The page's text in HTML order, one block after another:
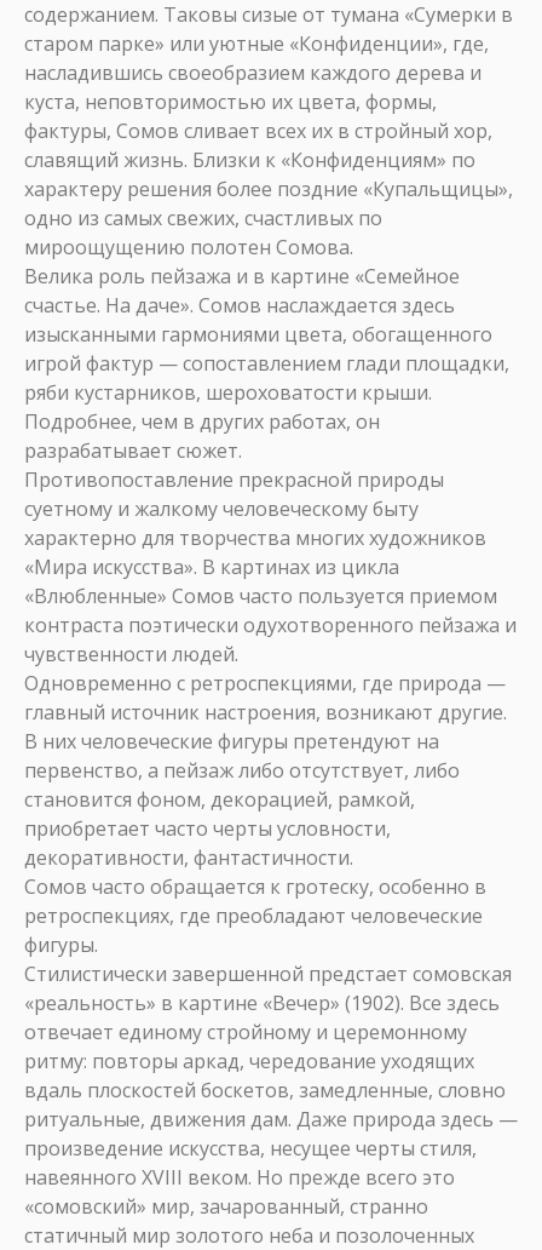
содержанием. Таковы сизые от тумана «Сумерки в
старом парке» или уютные «Конфиденции», где,
насладившись своеобразием каждого дерева и
куста, неповторимостью их цвета, формы,
фактуры, Сомов сливает всех их в стройный хор,
славящий жизнь. Близки к «Конфиденциям» по
характеру решения более поздние «Купальщицы»,
одно из самых свежих, счастливых по
мироощущению полотен Сомова.
Велика роль пейзажа и в картине «Семейное
счастье. На даче». Сомов наслаждается здесь
изысканными гармониями цвета, обогащенного
игрой фактур — сопоставлением глади площадки,
ряби кустарников, шероховатости крыши.
Подробнее, чем в других работах, он
разрабатывает сюжет.
Противопоставление прекрасной природы
суетному и жалкому человеческому быту
характерно для творчества многих художников
«Мира искусства». В картинах из цикла
«Влюбленные» Сомов часто пользуется приемом
контраста поэтически одухотворенного пейзажа и
чувственности людей.
Одновременно с ретроспекциями, где природа —
главный источник настроения, возникают другие.
В них человеческие фигуры претендуют на
первенство, а пейзаж либо отсутствует, либо
становится фоном, декорацией, рамкой,
приобретает часто черты условности,
декоративности, фантастичности.
Сомов часто обращается к гротеску, особенно в
ретроспекциях, где преобладают человеческие
фигуры.
Стилистически завершенной предстает сомовская
«реальность» в картине «Вечер» (1902). Все здесь
отвечает единому стройному и церемонному
ритму: повторы аркад, чередование уходящих
вдаль плоскостей боскетов, замедленные, словно
ритуальные, движения дам. Даже природа здесь —
произведение искусства, несущее черты стиля,
навеянного XVIII веком. Но прежде всего это
«сомовский» мир, зачарованный, странно
статичный мир золотого неба и позолоченных